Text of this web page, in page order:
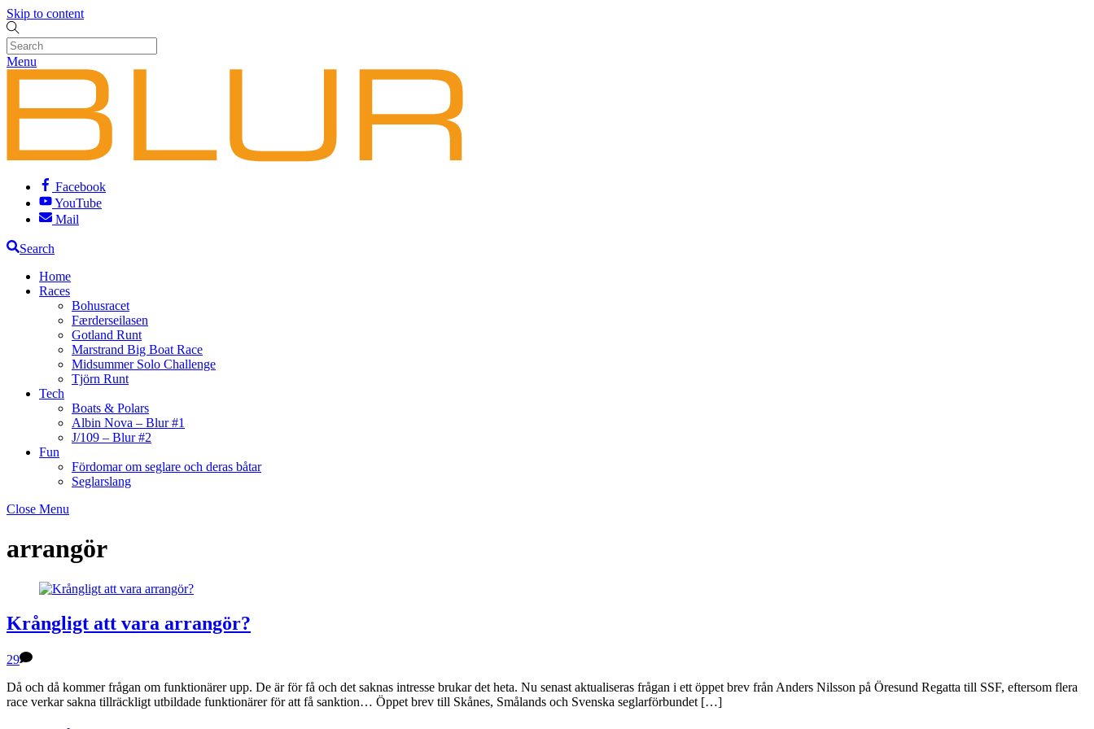
Skip to content
Menu
Facebook
YouTube
Mail
Search
Home
Races
Bohusracet
Færderseilasen
Gotland Runt
Marstrand Big Boat Race
Midsummer Solo Challenge
Tjörn Runt
Tech
Boats & Polars
Albin Nova – Blur #1
J/109 – Blur #2
Fun
Fördomar om seglare och deras båtar
Seglarslang
Close Menu
arrangör
Krångligt att vara arrangör?
29
Då och då kommer frågan om funktionärer upp. De är för få och det saknas intresse brukar det heta. Nu senast aktualiseras frågan i ett öppet brev från Anders Nilsson på Öresund Regatta till SSF, eftersom flera
race verkar sakna tillräckligt utbildade funktionärer för att få sanktion… Öppet brev till Skånes, Smålands och Svenska seglarförbundet […]